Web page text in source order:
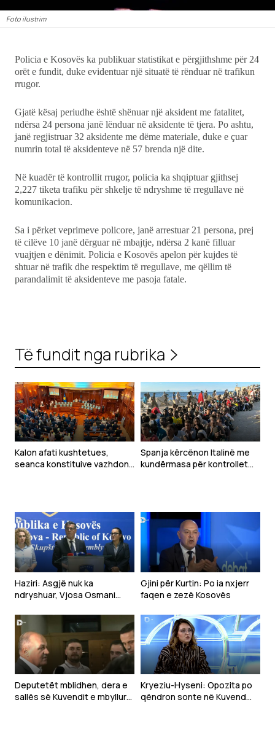
DuVideo
Foto ilustrim
Policia e Kosovës ka publikuar statistikat e përgjithshme për 24
orët e fundit, duke evidentuar një situatë të rënduar në trafikun
rrugor.
Gjatë kësaj periudhe është shënuar një aksident me fatalitet,
ndërsa 24 persona janë lënduar në aksidente të tjera. Po ashtu,
janë regjistruar 32 aksidente me dëme materiale, duke e çuar
numrin total të aksidenteve në 57 brenda një dite.
Në kuadër të kontrollit rrugor, policia ka shqiptuar gjithsej
2,227 tiketa trafiku për shkelje të ndryshme të rregullave në
komunikacion.
Sa i përket veprimeve policore, janë arrestuar 21 persona, prej
të cilëve 10 janë dërguar në mbajtje, ndërsa 2 kanë filluar
vuajtjen e dënimit. Policia e Kosovës apelon për kujdes të
shtuar në trafik dhe respektim të rregullave, me qëllim të
parandalimit të aksidenteve me pasoja fatale.
Të fundit nga rubrika
Kalon afati kushtetues,
seanca konstituive vazhdon
Spanja kërcënon Italinë me
kundërmasa për kontrollet
Haziri: Asgjë nuk ka
ndryshuar, Vjosa Osmani
presidente
Gjini për Kurtin: Po ia nxjerr
faqen e zezë Kosovës
Deputetët mblidhen, dera e
sallës së Kuvendit e mbyllur
Kryeziu-Hyseni: Opozita po
qëndron sonte në Kuvend